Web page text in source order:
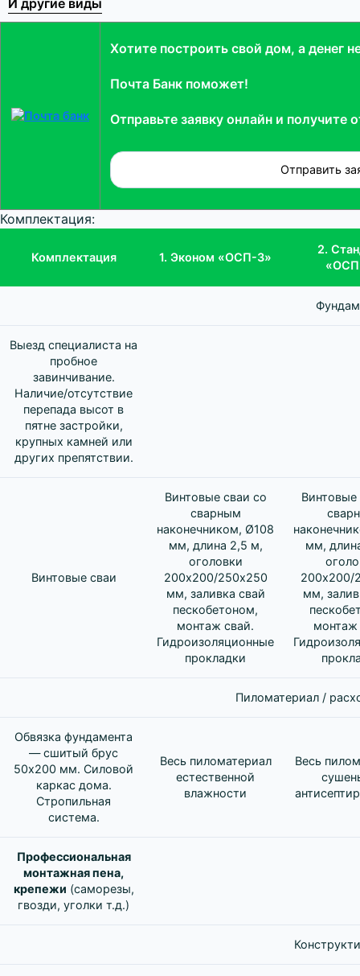
И другие виды
Хотите построить свой дом, а денег
Почта Банк поможет!
Отправьте заявку онлайн и получите
Комплектация:
Комплектация 1. Эконом «ОСП-3»
2.
Выезд специалиста на
пробное
завинчивание.
Наличие/отсутствие
перепада высот в
пятне застройки,
крупных камней или
других препятствии.
Винтовые сваи
Винтовые сваи со
сварным
наконечником, Ø108
мм, длина 2,5 м,
оголовки
200х200/250х250
мм, заливка свай
пескобетоном,
монтаж свай.
Гидроизоляционные
прокладки
Винтовые
мм,
200х200/
мм,
монтаж
Пиломатериал /
Обвязка фундамента
— сшитый брус
50х200 мм. Силовой
каркас дома.
Стропильная
система.
Весь пиломатериал
естественной
влажности
Весь
Профессиональная
монтажная пена,
крепежи (саморезы,
гвозди, уголки т.д.)